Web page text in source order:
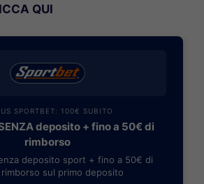
QUI
SPORTBET: 100€ SUBITO
deposito + fino a 50€ di
rimborso
deposito sport + fino a 50€ di
sul primo deposito